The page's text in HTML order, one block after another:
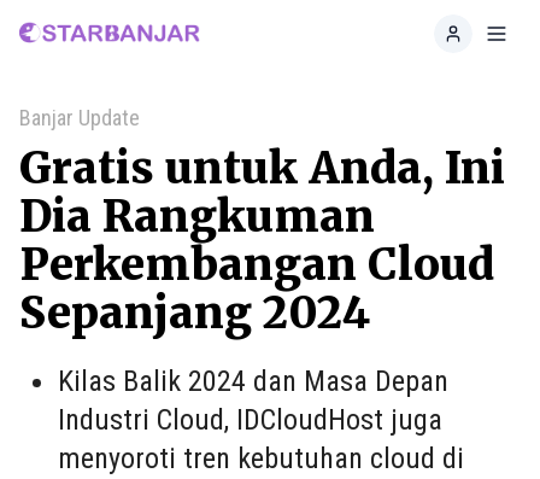
Home
Banjar Update
Gratis untuk Anda, Ini
Dia Rangkuman
Perkembangan Cloud
Sepanjang 2024
Kilas Balik 2024 dan Masa Depan
Industri Cloud, IDCloudHost juga
menyoroti tren kebutuhan cloud di